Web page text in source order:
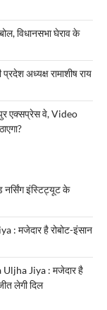
विधानसभा घेराव के
अध्यक्ष रामाशीष राय
एक्सप्रेस वे, Video
नर्सिंग इंस्टिट्यूट के
: मजेदार है रोबोट-इंसान
Jiya : मजेदार है
लेगी दिल